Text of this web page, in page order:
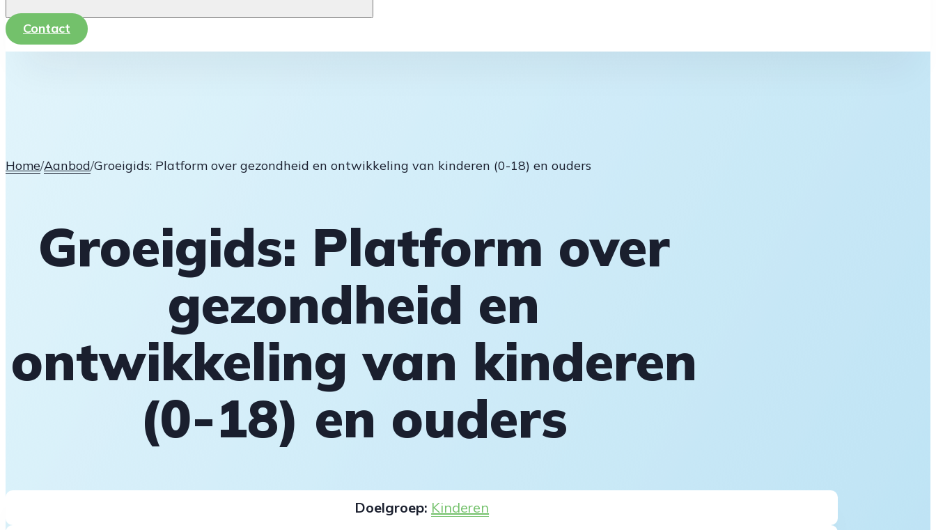
Contact
Home/Aanbod/Groeigids: Platform over gezondheid en ontwikkeling van kinderen (0-18) en ouders
Groeigids: Platform over
gezondheid en
ontwikkeling van kinderen
(0-18) en ouders
Doelgroep: Kinderen